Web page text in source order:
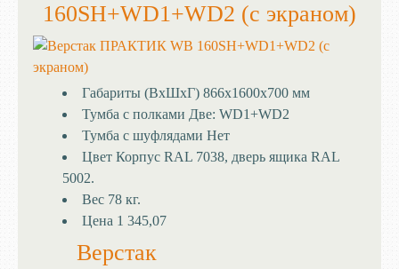
160SH+WD1+WD2 (с экраном)
Габариты (ВхШхГ) 866x1600x700 мм
Тумба с полками Две: WD1+WD2
Тумба с шуфлядами Нет
Цвет Корпус RAL 7038, дверь ящика RAL
5002.
Вес 78 кг.
Цена 1 345,07
Верстак